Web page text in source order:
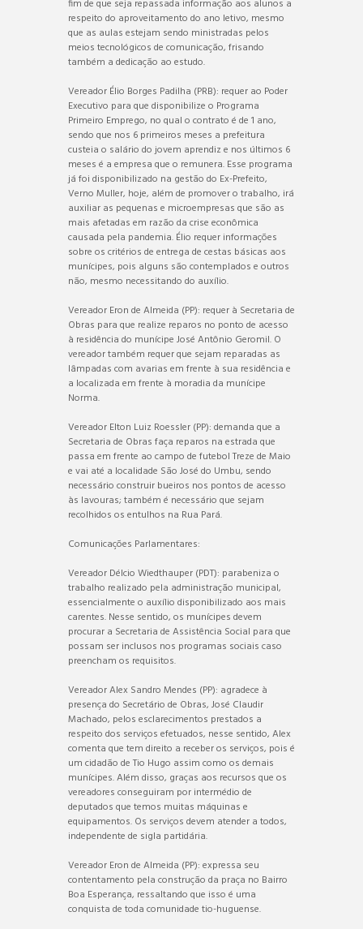
fim de que seja repassada informação aos alunos a
respeito do aproveitamento do ano letivo, mesmo
que as aulas estejam sendo ministradas pelos
meios tecnológicos de comunicação, frisando
também a dedicação ao estudo.
Vereador Élio Borges Padilha (PRB): requer ao Poder
Executivo para que disponibilize o Programa
Primeiro Emprego, no qual o contrato é de 1 ano,
sendo que nos 6 primeiros meses a prefeitura
custeia o salário do jovem aprendiz e nos últimos 6
meses é a empresa que o remunera. Esse programa
já foi disponibilizado na gestão do Ex-Prefeito,
Verno Muller, hoje, além de promover o trabalho, irá
auxiliar as pequenas e microempresas que são as
mais afetadas em razão da crise econômica
causada pela pandemia. Élio requer informações
sobre os critérios de entrega de cestas básicas aos
munícipes, pois alguns são contemplados e outros
não, mesmo necessitando do auxílio.
Vereador Eron de Almeida (PP): requer à Secretaria de
Obras para que realize reparos no ponto de acesso
à residência do munícipe José Antônio Geromil. O
vereador também requer que sejam reparadas as
lâmpadas com avarias em frente à sua residência e
a localizada em frente à moradia da munícipe
Norma.
Vereador Elton Luiz Roessler (PP): demanda que a
Secretaria de Obras faça reparos na estrada que
passa em frente ao campo de futebol Treze de Maio
e vai até a localidade São José do Umbu, sendo
necessário construir bueiros nos pontos de acesso
às lavouras; também é necessário que sejam
recolhidos os entulhos na Rua Pará.
Comunicações Parlamentares:
Vereador Délcio Wiedthauper (PDT): parabeniza o
trabalho realizado pela administração municipal,
essencialmente o auxílio disponibilizado aos mais
carentes. Nesse sentido, os munícipes devem
procurar a Secretaria de Assistência Social para que
possam ser inclusos nos programas sociais caso
preencham os requisitos.
Vereador Alex Sandro Mendes (PP): agradece à
presença do Secretário de Obras, José Claudir
Machado, pelos esclarecimentos prestados a
respeito dos serviços efetuados, nesse sentido, Alex
comenta que tem direito a receber os serviços, pois é
um cidadão de Tio Hugo assim como os demais
munícipes. Além disso, graças aos recursos que os
vereadores conseguiram por intermédio de
deputados que temos muitas máquinas e
equipamentos. Os serviços devem atender a todos,
independente de sigla partidária.
Vereador Eron de Almeida (PP): expressa seu
contentamento pela construção da praça no Bairro
Boa Esperança, ressaltando que isso é uma
conquista de toda comunidade tio-huguense.